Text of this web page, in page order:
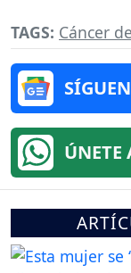
TAGS: Cáncer
ÚNETE